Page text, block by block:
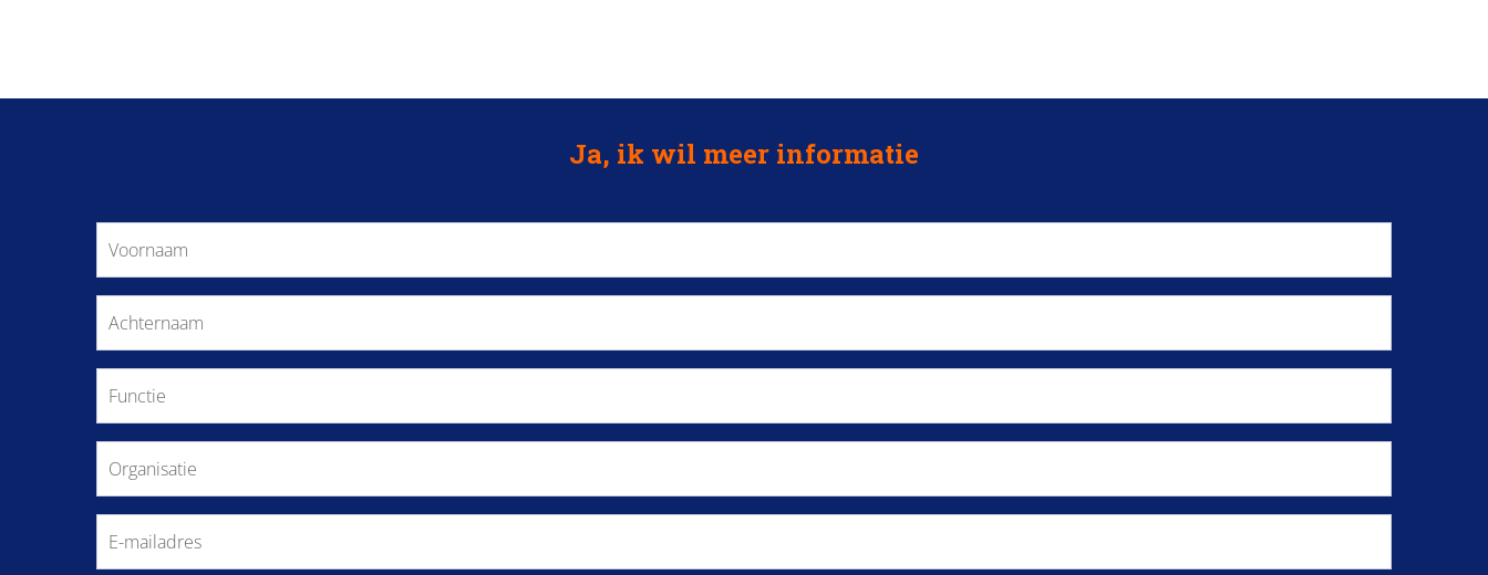
Ja, ik wil meer informatie
(Vereist)
(Vereist)
(Vereist)
mailadres